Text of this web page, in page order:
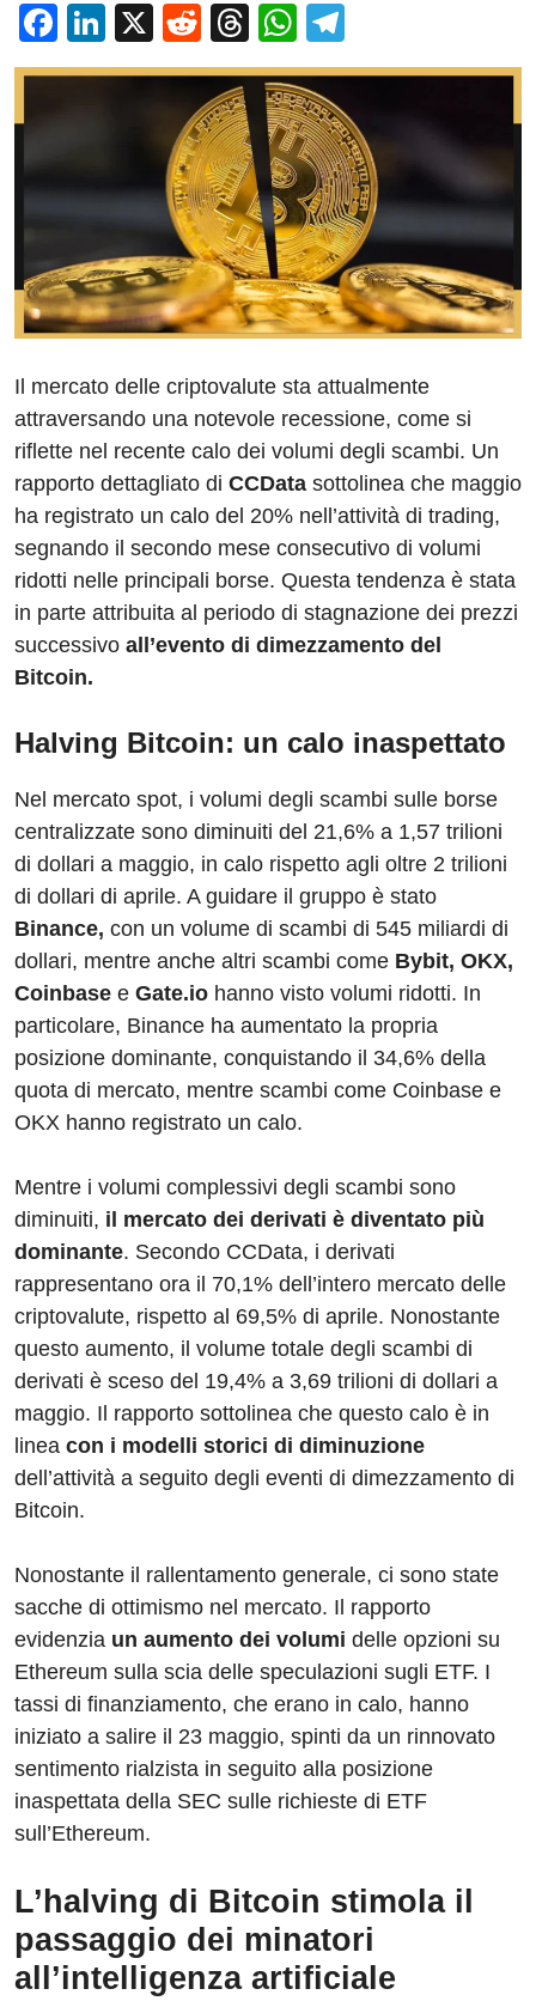
F
a
o
o
k
Li
n
X
R
e
d
di
t
T
hr
e
a
d
s
W
h
at
s
A
p
p
el
e
gr
a
m
Il mercato delle criptovalute sta attualmente
attraversando una notevole recessione, come si
riflette nel recente calo dei volumi degli scambi. Un
rapporto dettagliato di CCData sottolinea che maggio
ha registrato un calo del 20% nell’attività di trading,
segnando il secondo mese consecutivo di volumi
ridotti nelle principali borse. Questa tendenza è stata
in parte attribuita al periodo di stagnazione dei prezzi
successivo all’evento di dimezzamento del
Bitcoin.
Halving Bitcoin: un calo inaspettato
Nel mercato spot, i volumi degli scambi sulle borse
centralizzate sono diminuiti del 21,6% a 1,57 trilioni
di dollari a maggio, in calo rispetto agli oltre 2 trilioni
di dollari di aprile. A guidare il gruppo è stato
Binance, con un volume di scambi di 545 miliardi di
dollari, mentre anche altri scambi come Bybit, OKX,
Coinbase e Gate.io hanno visto volumi ridotti. In
particolare, Binance ha aumentato la propria
posizione dominante, conquistando il 34,6% della
quota di mercato, mentre scambi come Coinbase e
OKX hanno registrato un calo.
Mentre i volumi complessivi degli scambi sono
diminuiti, il mercato dei derivati ​​è diventato più
dominante. Secondo CCData, i derivati ​​
rappresentano ora il 70,1% dell’intero mercato delle
criptovalute, rispetto al 69,5% di aprile. Nonostante
questo aumento, il volume totale degli scambi di
derivati ​​è sceso del 19,4% a 3,69 trilioni di dollari a
maggio. Il rapporto sottolinea che questo calo è in
linea con i modelli storici di diminuzione
dell’attività a seguito degli eventi di dimezzamento di
Bitcoin.
Nonostante il rallentamento generale, ci sono state
sacche di ottimismo nel mercato. Il rapporto
evidenzia un aumento dei volumi delle opzioni su
Ethereum sulla scia delle speculazioni sugli ETF. I
tassi di finanziamento, che erano in calo, hanno
iniziato a salire il 23 maggio, spinti da un rinnovato
sentimento rialzista in seguito alla posizione
inaspettata della SEC sulle richieste di ETF
sull’Ethereum.
L’halving di Bitcoin stimola il
passaggio dei minatori
all’intelligenza artificiale